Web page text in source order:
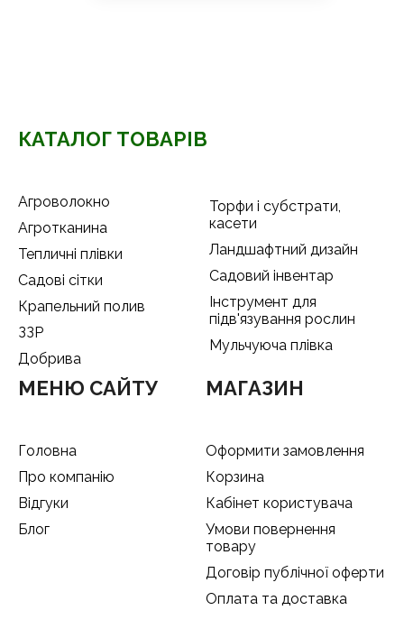
КАТАЛОГ ТОВАРІВ
Агроволокно
Агротканина
Тепличні плівки
Садові сітки
Крапельний полив
ЗЗР
Добрива
Торфи і субстрати,
касети
Ландшафтний дизайн
Садовий інвентар
Інструмент для
підв'язування рослин
Мульчуюча плівка
МЕНЮ САЙТУ
Головна
Про компанію
Відгуки
Блог
МАГАЗИН
Оформити замовлення
Корзина
Кабінет користувача
Умови повернення
товару
Договір публічної оферти
Оплата та доставка